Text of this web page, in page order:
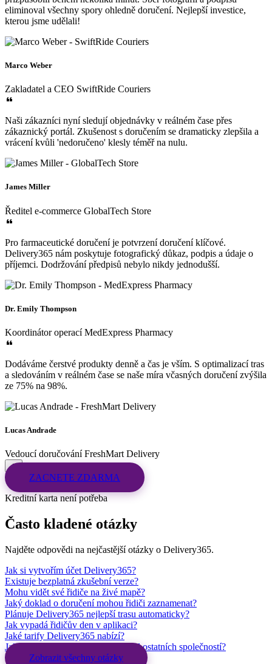
eliminoval všechny spory ohledně doručení. Nejlepší investice,
kterou jsme udělali!
Marco Weber
Zakladatel a CEO SwiftRide Couriers
Naši zákazníci nyní sledují objednávky v reálném čase přes
zákaznický portál. Zkušenost s doručením se dramaticky zlepšila a
vrácení kvůli 'nedoručeno' klesly téměř na nulu.
James Miller
Ředitel e-commerce GlobalTech Store
Pro farmaceutické doručení je potvrzení doručení klíčové.
Delivery365 nám poskytuje fotografický důkaz, podpis a údaje o
příjemci. Dodržování předpisů nebylo nikdy jednodušší.
Dr. Emily Thompson
Koordinátor operací MedExpress Pharmacy
Dodáváme čerstvé produkty denně a čas je vším. S optimalizací tras
a sledováním v reálném čase se naše míra včasných doručení zvýšila
ze 75% na 98%.
Lucas Andrade
Vedoucí doručování FreshMart Delivery
ZACNETE ZDARMA
Kreditní karta není potřeba
Často kladené otázky
Najděte odpovědi na nejčastější otázky o Delivery365.
Jak si vytvořím účet Delivery365?
Existuje bezplatná zkušební verze?
Mohu vidět své řidiče na živé mapě?
Jaký doklad o doručení mohou řidiči zaznamenat?
Plánuje Delivery365 nejlepší trasu automaticky?
Jak vypadá řidičův den v aplikaci?
Jaké tarify Delivery365 nabízí?
Jak jsou data mé firmy oddělena od ostatních společností?
Zobrazit všechny otázky